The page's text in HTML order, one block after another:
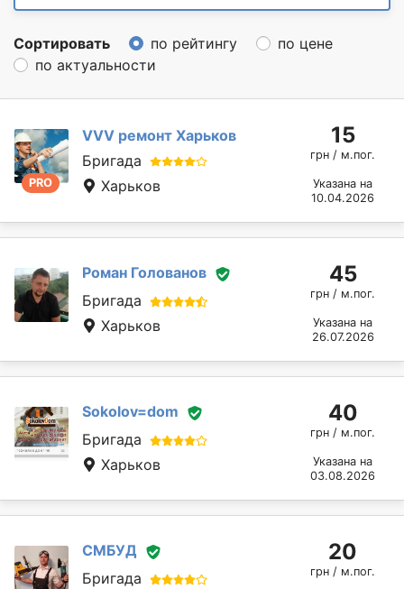
Сортировать по рейтингу
по цене
по актуальности
PRO
VVV ремонт Харьков
Бригада
Харьков
15
грн / м.пог.
Указана на
10.04.2026
Роман Голованов
Бригада
Харьков
45
грн / м.пог.
Указана на
26.07.2026
Sokolov=dom
Бригада
Харьков
40
грн / м.пог.
Указана на
03.08.2026
СМБУД
Бригада
20
грн / м.пог.